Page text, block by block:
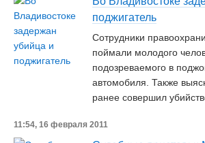
поджигатель
Сотрудники
поймали молодого
подозреваемого в
автомобиля. Также
ранее совершил
11:54, 16 февраля 2011